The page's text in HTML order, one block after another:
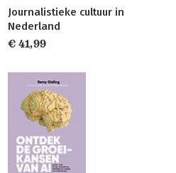
Journalistieke cultuur in
Nederland
€ 41,99